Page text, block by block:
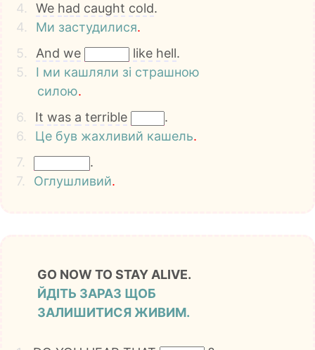
4.
We had caught cold.
4.
Ми застудилися.
5.
And we like hell.
5.
І ми кашляли зі страшною
силою.
6.
It was a terrible
.
6.
Це був жахливий кашель.
7.
.
7.
Оглушливий.
GO NOW TO STAY ALIVE.
ЙДІТЬ ЗАРАЗ ЩОБ
ЗАЛИШИТИСЯ ЖИВИМ.